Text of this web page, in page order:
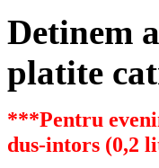
Detinem
platite
***Pentru
dus-intors (0,2